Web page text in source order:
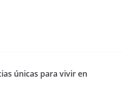
únicas para vivir en